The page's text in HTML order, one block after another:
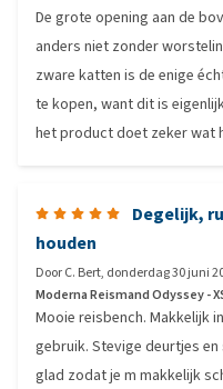
De grote opening aan de
anders niet zonder
zware katten is de enige
te kopen, want dit is
het product doet zeker wat
Degelijk,
houden
DoorC. Bert, donderdag 30 juni
Moderna Reismand Odyssey -
Mooie reisbench. Makkelijk
gebruik. Stevige deurtjes
glad zodat je m makkelijk